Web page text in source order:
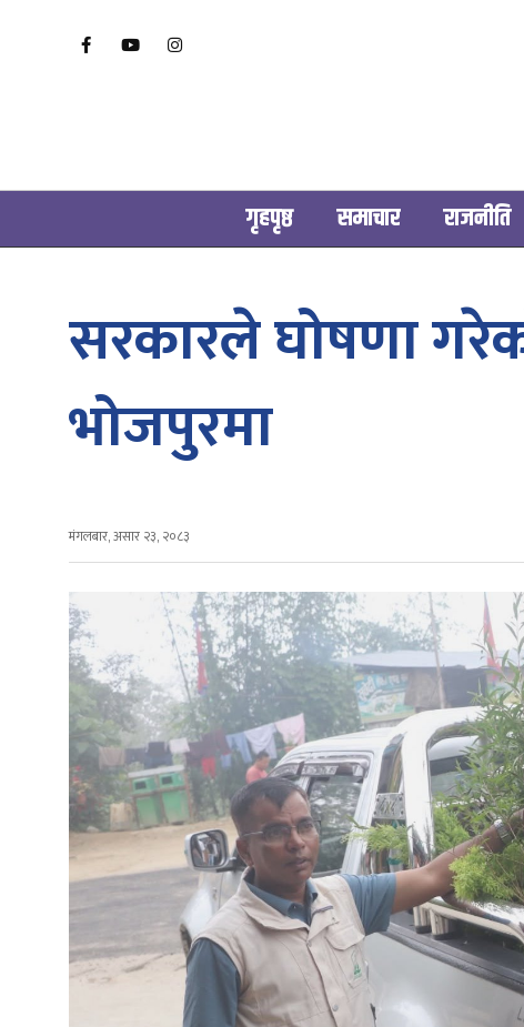
गृहपृष्ठ समाचार राजनीति
सरकारले घोषणा
भोजपुरमा
मंगलबार, असार २३, २०८३